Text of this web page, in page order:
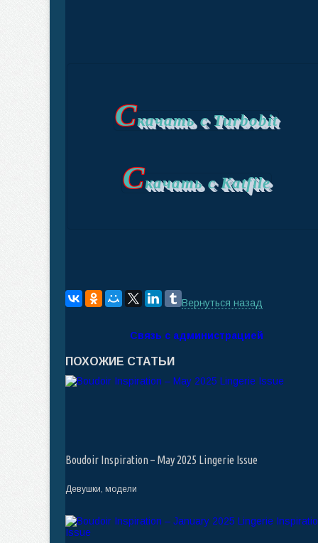
Скачать с Turbobit
Скачать с Katfile
Вернуться назад
Связь с администрацией
ПОХОЖИЕ СТАТЬИ
Boudoir Inspiration – May 2025 Lingerie Issue
Девушки, модели